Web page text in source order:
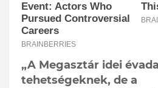
„A Megasztár idei
tehetségeknek, de a